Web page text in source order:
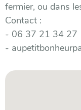
fermier, ou dans
Contact :
- 06 37 21 34 27
-